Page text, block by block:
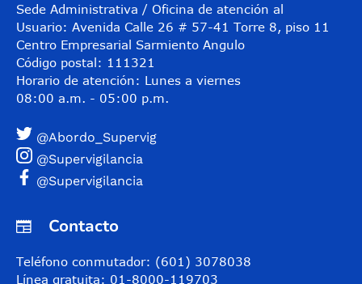
Sede Administrativa / Oficina de atención al
Usuario: Avenida Calle 26 # 57-41 Torre 8, piso 11
Centro Empresarial Sarmiento Angulo
Código postal: 111321
Horario de atención: Lunes a viernes
08:00 a.m. - 05:00 p.m.
@Abordo_Supervig
@Supervigilancia
@Supervigilancia
Contacto
Teléfono conmutador: (601) 3078038
Línea gratuita: 01-8000-119703